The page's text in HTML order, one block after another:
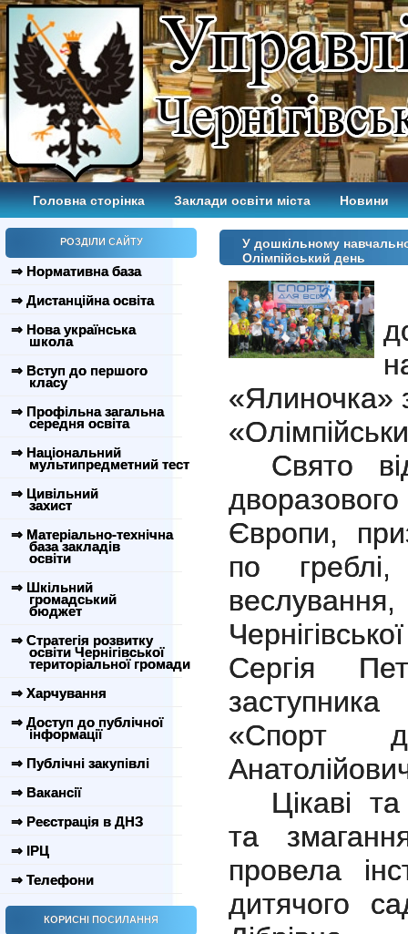
Головна сторінка Заклади освіти міста Новини
РОЗДІЛИ САЙТУ
⇒ Нормативна база
⇒ Дистанційна освіта
⇒ Нова українська
школа
⇒ Вступ до першого
класу
⇒ Профільна загальна
середня освіта
⇒ Національний
мультипредметний тест
⇒ Цивільний
захист
⇒ Матеріально-технічна
база закладів
освіти
⇒ Шкільний
громадський
бюджет
⇒ Стратегія розвитку
освіти Чернігівської
територіальної громади
⇒ Харчування
⇒ Доступ до публічної
інформації
⇒ Публічні закупівлі
⇒ Вакансії
⇒ Реєстрація в ДНЗ
⇒ ІРЦ
⇒ Телефони
КОРИСНІ ПОСИЛАННЯ
У дошкільному
Олімпійський день
«Ялиночка»
Свято
Європи,
по
Сергія
«Спорт
Цікаві
та
провела
дитячого